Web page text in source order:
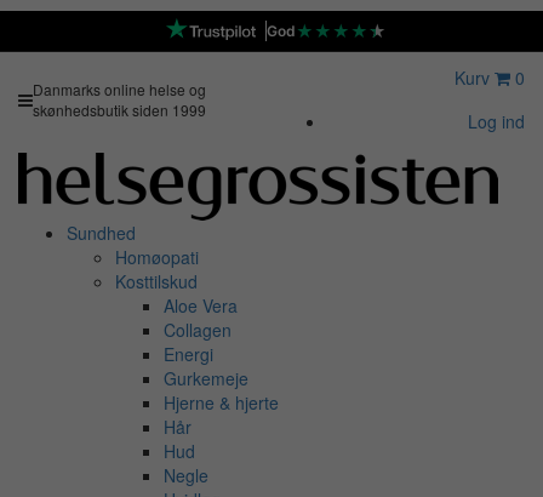
God ★ ★ ★ ★★
Danmarks online helse og
skønhedsbutik siden 1999
Kurv
0
Log ind
Sundhed
Homøopati
Kosttilskud
Aloe Vera
Collagen
Energi
Gurkemeje
Hjerne & hjerte
Hår
Hud
Negle